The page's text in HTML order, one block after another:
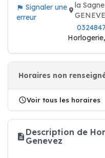
Signaler une
erreur
la
Horaires non
Voir tous les horaires
Description de
Genevez